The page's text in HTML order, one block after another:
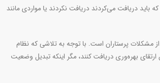
دریافت می‌کردند دریافت نکردند یا مواردی مانند
مشکلات پرستاران است. با توجه به تلاشی که نظام
بهره‌وری دریافت کنند، مگر اینکه تبدیل وضعیت